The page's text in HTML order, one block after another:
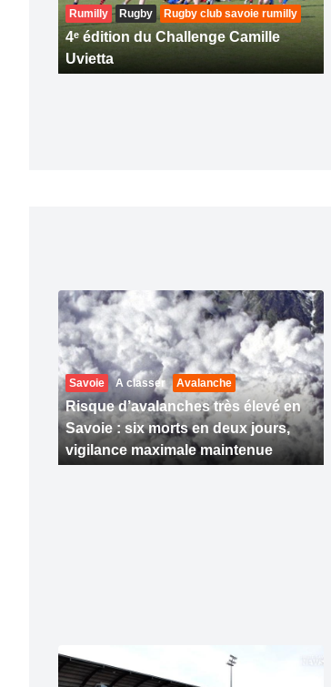
Rumilly Rugby Rugby club savoie rumilly
4ᵉ édition du Challenge Camille
Uvietta
Savoie A classer Avalanche
Risque d’avalanches très élevé en
Savoie : six morts en deux jours,
vigilance maximale maintenue